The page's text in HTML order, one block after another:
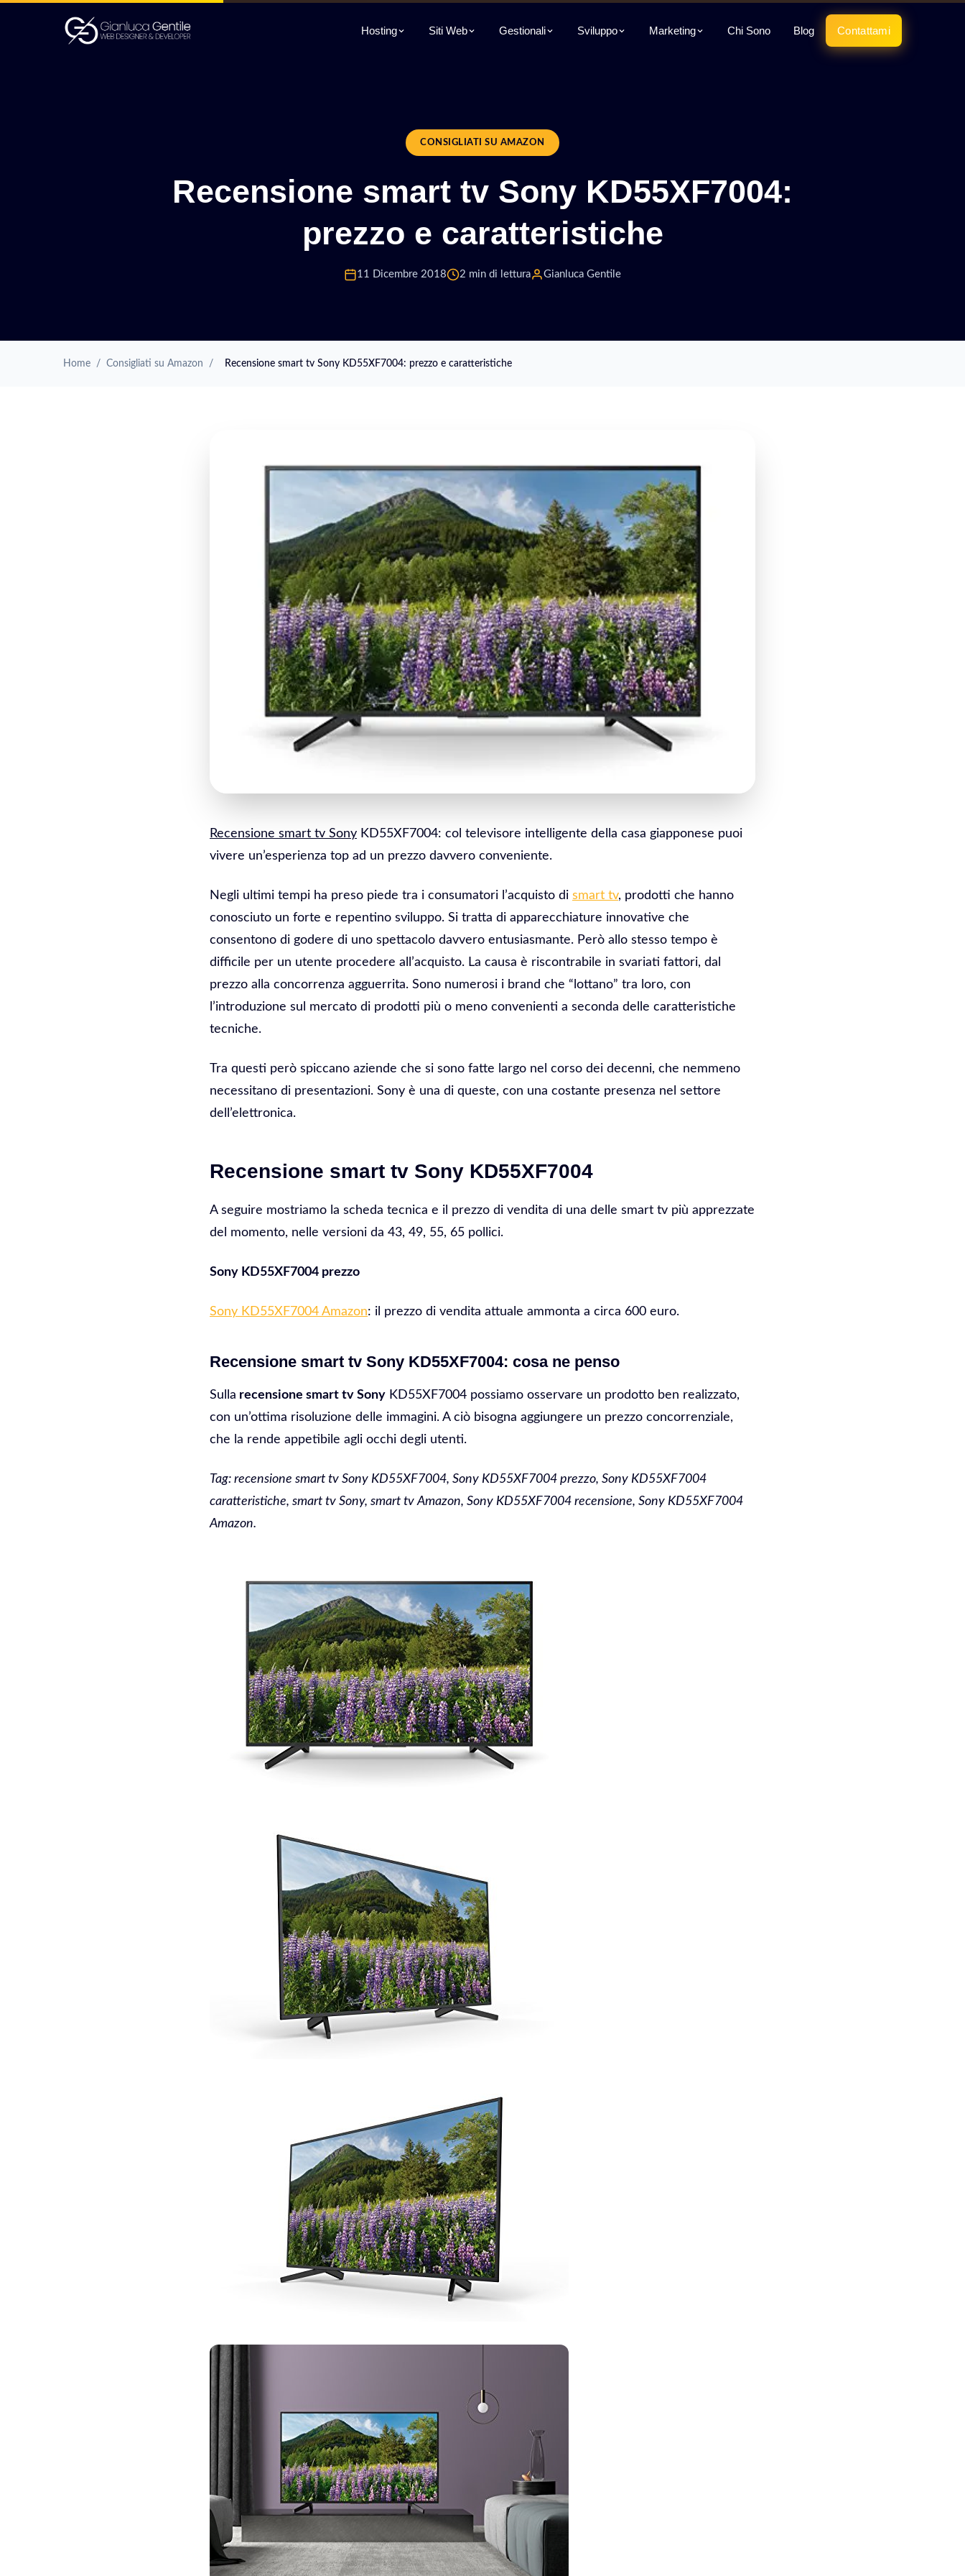
Hosting Siti Web Gestionali Sviluppo Marketing Chi Sono Blog Contattami
CONSIGLIATI SU AMAZON
Recensione smart tv Sony KD55XF7004:
prezzo e caratteristiche
11 Dicembre 2018 2 min di lettura Gianluca Gentile
Home / Consigliati su Amazon / Recensione smart tv Sony KD55XF7004: prezzo e caratteristiche
Recensione smart tv Sony KD55XF7004: col televisore intelligente della casa giapponese puoi
vivere un’esperienza top ad un prezzo davvero conveniente.
Negli ultimi tempi ha preso piede tra i consumatori l’acquisto di smart tv, prodotti che hanno
conosciuto un forte e repentino sviluppo. Si tratta di apparecchiature innovative che
consentono di godere di uno spettacolo davvero entusiasmante. Però allo stesso tempo è
difficile per un utente procedere all’acquisto. La causa è riscontrabile in svariati fattori, dal
prezzo alla concorrenza agguerrita. Sono numerosi i brand che “lottano” tra loro, con
l’introduzione sul mercato di prodotti più o meno convenienti a seconda delle caratteristiche
tecniche.
Tra questi però spiccano aziende che si sono fatte largo nel corso dei decenni, che nemmeno
necessitano di presentazioni. Sony è una di queste, con una costante presenza nel settore
dell’elettronica.
Recensione smart tv Sony KD55XF7004
A seguire mostriamo la scheda tecnica e il prezzo di vendita di una delle smart tv più apprezzate
del momento, nelle versioni da 43, 49, 55, 65 pollici.
Sony KD55XF7004 prezzo
Sony KD55XF7004 Amazon: il prezzo di vendita attuale ammonta a circa 600 euro.
Recensione smart tv Sony KD55XF7004: cosa ne penso
Sulla recensione smart tv Sony KD55XF7004 possiamo osservare un prodotto ben realizzato,
con un’ottima risoluzione delle immagini. A ciò bisogna aggiungere un prezzo concorrenziale,
che la rende appetibile agli occhi degli utenti.
Tag: recensione smart tv Sony KD55XF7004, Sony KD55XF7004 prezzo, Sony KD55XF7004
caratteristiche, smart tv Sony, smart tv Amazon, Sony KD55XF7004 recensione, Sony KD55XF7004
Amazon.